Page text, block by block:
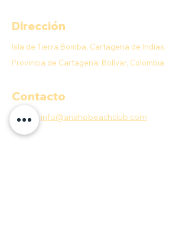
Dirección
Isla de Tierra Bomba, Cartagena de Indias,
Provincia de Cartagena, Bolívar, Colombia
Contacto
E-MAIL: info@anahobeachclub.com